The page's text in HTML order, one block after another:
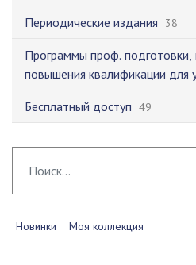
Периодические издания 38
Программы проф. подготовки,
повышения квалификации для
Бесплатный доступ 49
Новинки Моя коллекция